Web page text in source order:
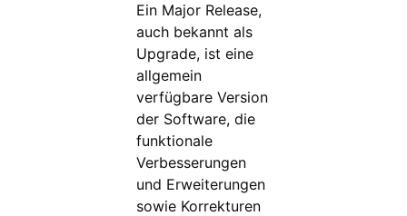
Ein Major Release,
auch bekannt als
Upgrade, ist eine
allgemein
verfügbare Version
der Software, die
funktionale
Verbesserungen
und Erweiterungen
sowie Korrekturen